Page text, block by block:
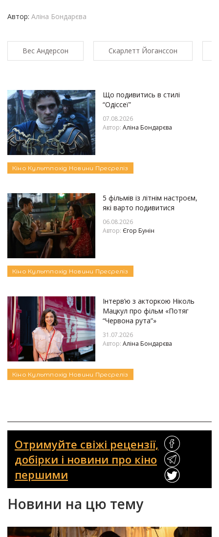
Автор: Аліна Бондарєва
Вес Андерсон Скарлетт Йоганссон
Що подивитись в стилі
“Одіссеї”
07.08.2026
Автор: Аліна Бондарєва
Кіно Культпохід Новини Пресреліз
5 фільмів із літнім настроєм,
які варто подивитися
06.08.2026
Автор: Єгор Бунін
Кіно Культпохід Новини Пресреліз
Інтерв’ю з акторкою Ніколь
Мацкул про фільм «Потяг
“Червона рута”»
31.07.2026
Автор: Аліна Бондарєва
Кіно Культпохід Новини Пресреліз
Отримуйте свіжі рецензії,
добірки і новини про кіно
першими
Новини на цю тему